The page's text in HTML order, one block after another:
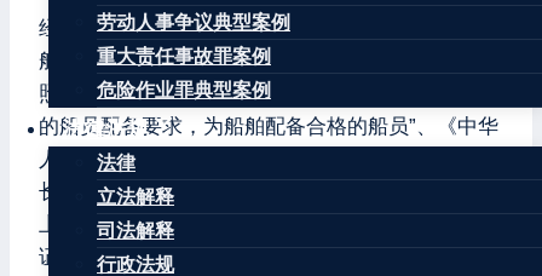
劳动人事争议典型案例
重大责任事故罪案例
危险作业罪典型案例
法律法规
法律
立法解释
司法解释
行政法规
经核查，该轮上述行为违反了《中华人民共和国船
舶最低安全配员规则》第十六条“船舶所有人应当按
照本规则的规定和《船舶最低安全配员证书》载明
的船员配备要求，为船舶配备合格的船员”、《中华
人民共和国海上交通安全法》第七条“船长、轮机
长、驾驶员、轮机员、无线电报务员话务员以及水
上飞机、潜水器的相应人员，必须持有合格的职务
证书。其他船员必须经过相应的专业技术训练”、